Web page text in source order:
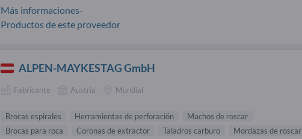
Más informaciones-
Productos de este proveedor
ALPEN-MAYKESTAG GmbH
Fabricante Austria Mundial
Brocas espirales Herramientas de perforación
Machos de roscar
Brocas para roca
Coronas de extractor Taladros carburo
Mordazas de roscar